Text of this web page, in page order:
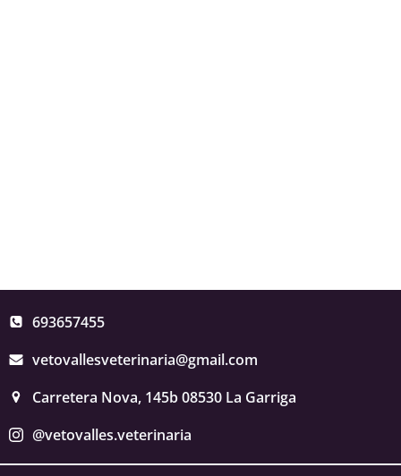
693657455
vetovallesveterinaria@gmail.com
Carretera Nova, 145b 08530 La Garriga
@vetovalles.veterinaria